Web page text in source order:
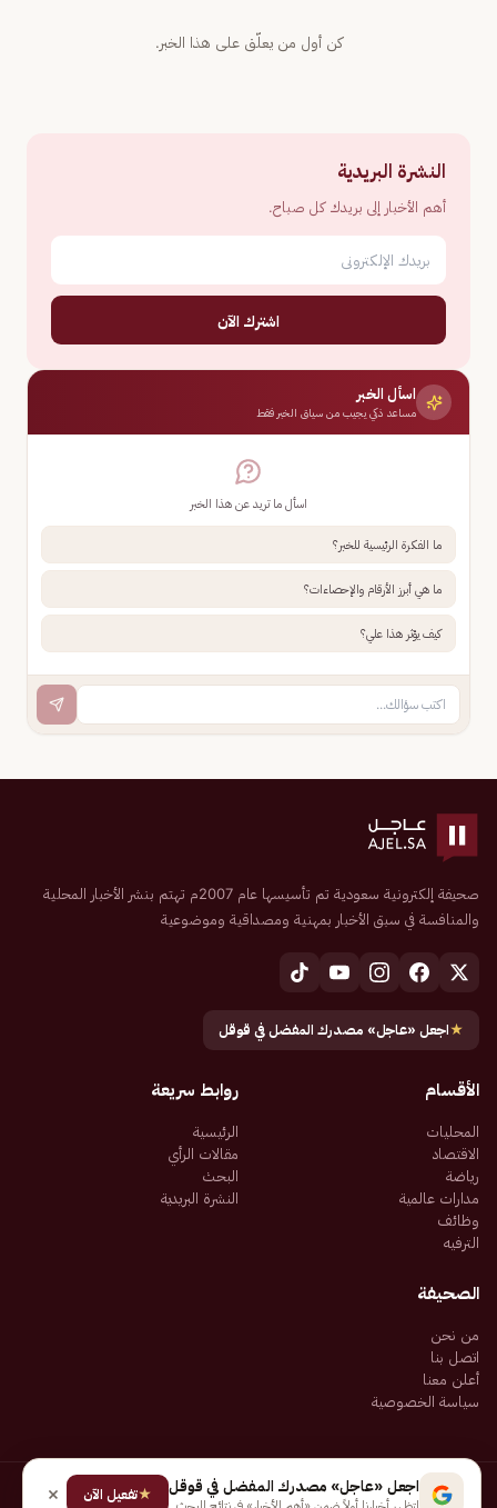
كن أول من يعلّق على هذا الخبر.
النشرة البريدية
أهم الأخبار إلى بريدك كل صباح.
اشترك الآن
اسأل الخبر
مساعد ذكي يجيب من سياق الخبر فقط
اسأل ما تريد عن هذا الخبر
ما الفكرة الرئيسية للخبر؟
ما هي أبرز الأرقام والإحصاءات؟
كيف يؤثر هذا علي؟
صحيفة إلكترونية سعودية تم تأسيسها عام 2007م تهتم بنشر الأخبار المحلية
والمنافسة في سبق الأخبار بمهنية ومصداقية وموضوعية
★اجعل «عاجل» مصدرك المفضل في قوقل
الأقسام
المحليات
الاقتصاد
رياضة
مدارات عالمية
وظائف
الترفيه
روابط سريعة
الرئيسية
مقالات الرأي
البحث
النشرة البريدية
الصحيفة
من نحن
اتصل بنا
أعلن معنا
سياسة الخصوصية
جميع الحقوق محفوظة لـ شركة إيجاز للنشر الإلكتروني المالكة لصحيفة عاجل
اجعل «عاجل» مصدرك المفضل في قوقل ★تفعيل الآن